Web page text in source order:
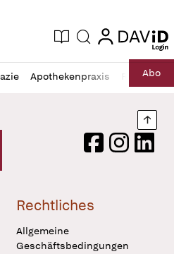
Zeitung
Aktuelle Ausgabe
Suche login
login
Apothekenpraxis RechtAbo
Logo
FacebookInstagram
Rechtliches
Allgemeine
Geschäftsbedingungen